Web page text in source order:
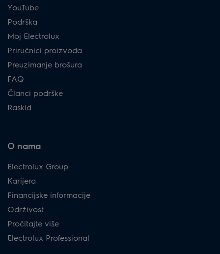
YouTube
Podrška
Moj Electrolux
Priručnici proizvoda
Preuzimanje brošura
FAQ
Članci podrške
Raskid
O nama
Electrolux Group
Karijera
Financijske informacije
Održivost
Pročitajte više
Electrolux Professional